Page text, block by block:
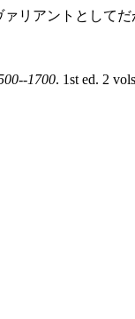
リアントとして
1700. 1st ed. 2